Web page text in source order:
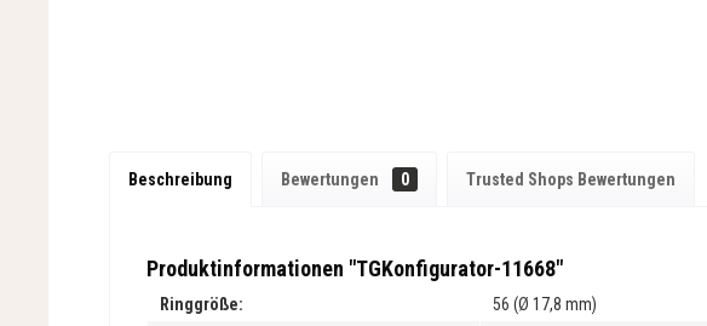
Beschreibung Bewertungen 0 Trusted Shops Bewertungen
Produktinformationen "TGKonfigurator-11668"
Ringgröße:
56 (Ø 17,8 mm)